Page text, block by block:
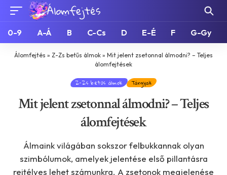
0-9 A-Á B C-Cs D E-É F G-Gy
Álomfejtés » Z-Zs betűs álmok » Mit jelent zsetonnal álmodni? – Teljes
álomfejtések
Z-Zs betűs álmok Tárgyak
Mit jelent zsetonnal álmodni? – Teljes
álomfejtések
Álmaink világában sokszor felbukkannak olyan
szimbólumok, amelyek jelentése első pillantásra
rejtélyes lehet számunkra. A zsetonok megjelenése